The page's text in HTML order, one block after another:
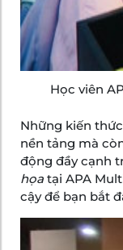
Học viên
Những kiến
nền tảng mà
động đầy cạnh
họa tại APA
cậy để bạn bắt